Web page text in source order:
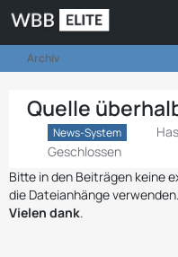
Archiv
Quelle
News-System
Geschlossen
Bitte in den Beiträgen keine
die Dateianhänge verwenden.
Vielen dank.